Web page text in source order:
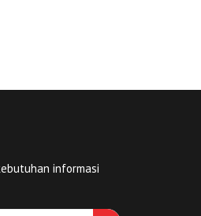
informasi